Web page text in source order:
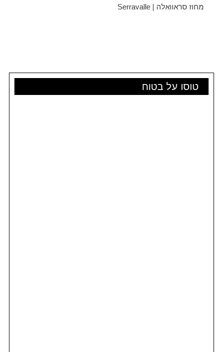
טוסו על בטוח
מחוז סראוואלה | Serravalle